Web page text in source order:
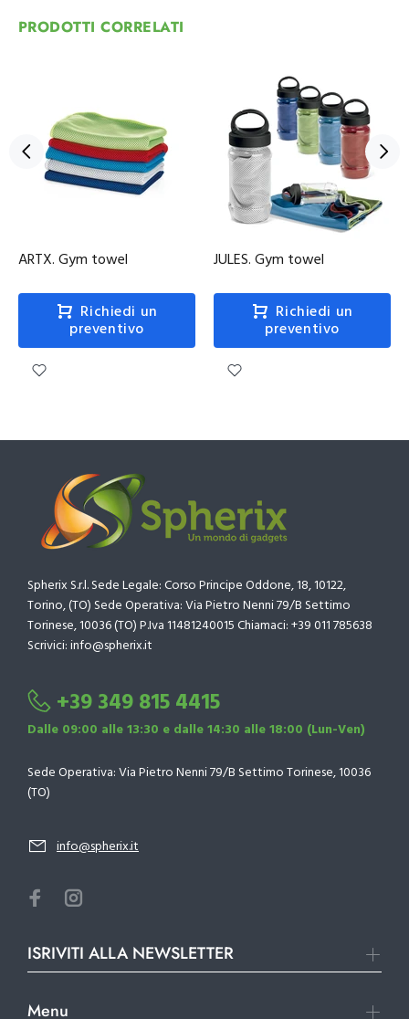
PRODOTTI CORRELATI
ARTX. Gym towel
Richiedi un
preventivo
JULES. Gym towel
Richiedi un
preventivo
Spherix S.r.l. Sede Legale: Corso Principe Oddone, 18, 10122,
Torino, (TO) Sede Operativa: Via Pietro Nenni 79/B Settimo
Torinese, 10036 (TO) P.Iva 11481240015 Chiamaci: +39 011 785638
Scrivici: info@spherix.it
+39 349 815 4415
Dalle 09:00 alle 13:30 e dalle 14:30 alle 18:00 (Lun-Ven)
Sede Operativa: Via Pietro Nenni 79/B Settimo Torinese, 10036
(TO)
info@spherix.it
ISRIVITI ALLA NEWSLETTER
Menu